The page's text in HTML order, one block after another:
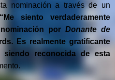
nominación a través de un
“Me siento verdaderamente
por Donante de
Es realmente gratificante
reconocida de esta